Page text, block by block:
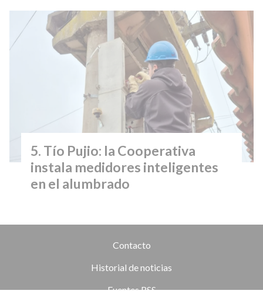
Tío Pujio: la Cooperativa
instala medidores inteligentes
en el alumbrado
Contacto
Historial de noticias
Fuentes RSS